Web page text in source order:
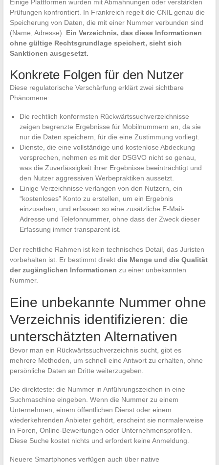
Einige Plattformen wurden mit Abmahnungen oder verstärkten
Prüfungen konfrontiert. In Frankreich regelt die CNIL genau die
Speicherung von Daten, die mit einer Nummer verbunden sind
(Name, Adresse). Ein Verzeichnis, das diese Informationen
ohne gültige Rechtsgrundlage speichert, sieht sich
Sanktionen ausgesetzt.
Konkrete Folgen für den Nutzer
Diese regulatorische Verschärfung erklärt zwei sichtbare
Phänomene:
Die rechtlich konformsten Rückwärtssuchverzeichnisse
zeigen begrenzte Ergebnisse für Mobilnummern an, da sie
nur die Daten speichern, für die eine Zustimmung vorliegt.
Dienste, die eine vollständige und kostenlose Abdeckung
versprechen, nehmen es mit der DSGVO nicht so genau,
was die Zuverlässigkeit ihrer Ergebnisse beeinträchtigt und
den Nutzer aggressiven Werbepraktiken aussetzt.
Einige Verzeichnisse verlangen von den Nutzern, ein
“kostenloses” Konto zu erstellen, um ein Ergebnis
einzusehen, und erfassen so eine zusätzliche E-Mail-
Adresse und Telefonnummer, ohne dass der Zweck dieser
Erfassung immer transparent ist.
Der rechtliche Rahmen ist kein technisches Detail, das Juristen
vorbehalten ist. Er bestimmt direkt die Menge und die Qualität
der zugänglichen Informationen zu einer unbekannten
Nummer.
Eine unbekannte Nummer ohne
Verzeichnis identifizieren: die
unterschätzten Alternativen
Bevor man ein Rückwärtssuchverzeichnis sucht, gibt es
mehrere Methoden, um schnell eine Antwort zu erhalten, ohne
persönliche Daten an Dritte weiterzugeben.
Die direkteste: die Nummer in Anführungszeichen in eine
Suchmaschine eingeben. Wenn die Nummer zu einem
Unternehmen, einem öffentlichen Dienst oder einem
wiederkehrenden Anbieter gehört, erscheint sie normalerweise
in Foren, Online-Bewertungen oder Unternehmensprofilen.
Diese Suche kostet nichts und erfordert keine Anmeldung.
Neuere Smartphones verfügen auch über native